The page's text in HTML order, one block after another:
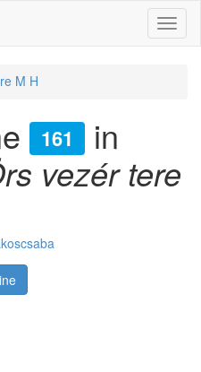
M H
161
in
vezér tere